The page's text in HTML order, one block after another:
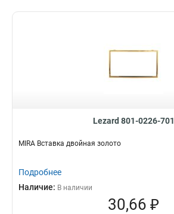
Lezard 801-0226-701
MIRA Вставка двойная золото
Подробнее
Наличие: В наличии
30,66 ₽